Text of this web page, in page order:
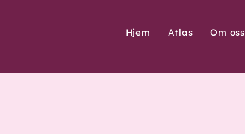
Hjem Atlas Om oss